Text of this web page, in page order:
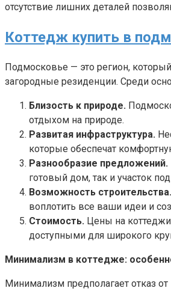
отсутствие лишних деталей
Коттедж купить в
Подмосковье — это регион,
загородные резиденции. Среди
Близость к природе.
отдыхом на природе.
Развитая инфраструктура.
которые обеспечат
Разнообразие предложений.
готовый дом, так и участок
Возможность строительства.
воплотить все ваши идеи и
Стоимость. Цены на
доступными для широкого
Минимализм в коттедже:
Минимализм предполагает отказ